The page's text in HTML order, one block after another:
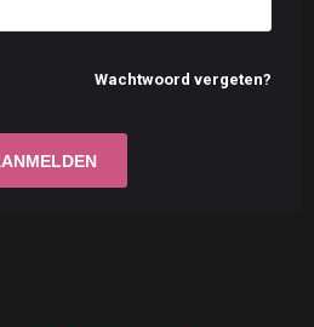
Wachtwoord vergeten?